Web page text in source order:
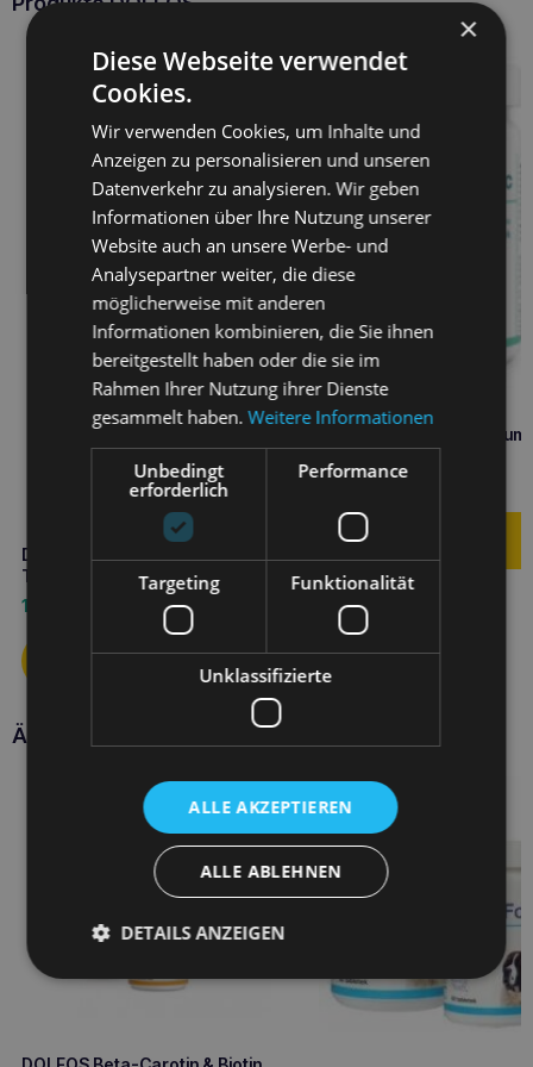
DOLFOS Dolvit Drüse 60
Tabletten für Hunde
10,90
DOLFOS Dolvit Probiotikum
Ähnliche Produkte
×
Diese Webseite verwendet
Cookies.
Wir verwenden Cookies, um Inhalte und
Anzeigen zu personalisieren und unseren
Datenverkehr zu analysieren. Wir geben
Informationen über Ihre Nutzung unserer
Website auch an unsere Werbe- und
Analysepartner weiter, die diese
möglicherweise mit anderen
Informationen kombinieren, die Sie ihnen
bereitgestellt haben oder die sie im
Rahmen Ihrer Nutzung ihrer Dienste
gesammelt haben.Weitere Informationen
Unbedingt
erforderlich
Performance
Targeting Funktionalität
Unklassifizierte
ALLE AKZEPTIEREN
ALLE ABLEHNEN
DETAILS ANZEIGEN